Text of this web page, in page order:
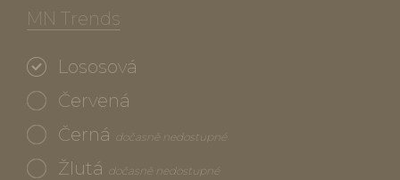
MN Trends
Lososová
Červená
Černá
dočasně nedostupné
Žlutá dočasně nedostupné